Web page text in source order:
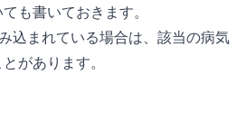
も書いておきます。
込まれている場合は、該当の病気
があります。